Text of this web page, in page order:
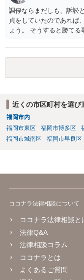
調停ならまだしも、訴訟
貞をしていたのであれば
ょう。 そうすると勝て
近くの市区町村を選び
福岡市内
福岡市東区
福岡市博多区
福岡市城南区
福岡市早良区
ココナラ法律相談について
ココナラ法律相談と
法律Q&A
法律相談コラム
ココナラとは
よくあるご質問